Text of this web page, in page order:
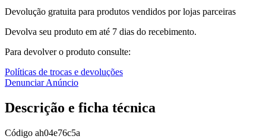
Devolução gratuita para produtos vendidos por lojas parceiras
Devolva seu produto em até 7 dias do recebimento.
Para devolver o produto consulte:
Políticas de trocas e devoluções
Denunciar Anúncio
Descrição e ficha técnica
Código ah04e76c5a